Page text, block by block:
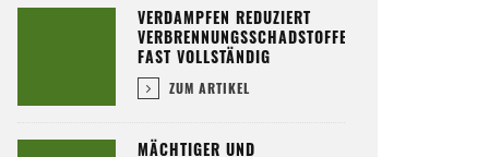
VERDAMPFEN REDUZIERT
VERBRENNUNGSSCHADSTOFFE
FAST VOLLSTÄNDIG
ZUM ARTIKEL
MÄCHTIGER UND